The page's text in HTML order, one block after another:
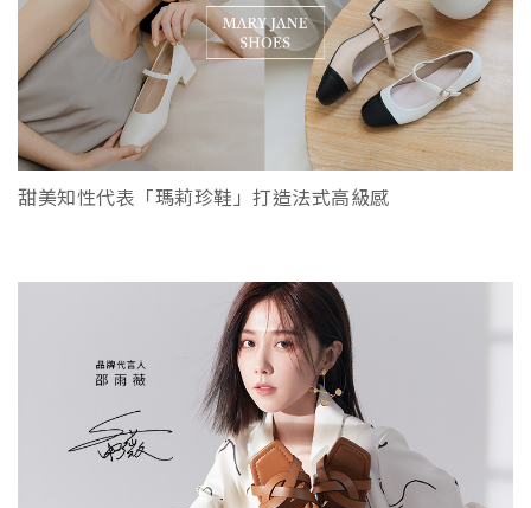
甜美知性代表「瑪莉珍鞋」打造法式高級感